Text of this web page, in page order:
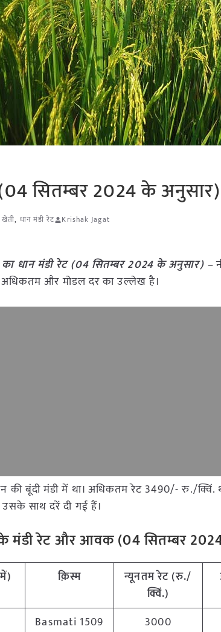
सितम्बर 2024 के अनुसार)
खेती, धान मंडी रेट Krishak Jagat
धान मंडी रेट (04 सितम्बर 2024 के अनुसार) –
अधिकतम और मोडल दर का उल्लेख है।
की बूंदी मंडी में था। अधिकतम रेट 3490/- रु./
उसके साथ दरें दी गई हैं।
के मंडी रेट और आवक (04सितम्बर
क़िस्म
न्यूनतम रेट (रु./
क्विं.)
Basmati 1509 3000